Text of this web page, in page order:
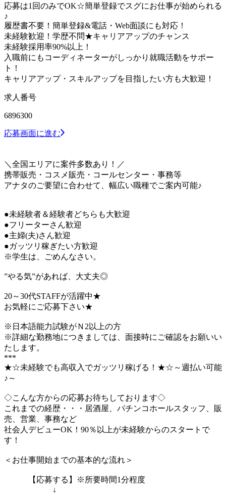
応募は1回のみでOK☆簡単登録でスグにお仕事が始められる
♪
履歴書不要！簡単登録&電話・Web面談にも対応！
未経験歓迎！学歴不問★キャリアアップのチャンス
未経験採用率90%以上！
入職前にもコーディネーターがしっかり就職活動をサポー
ト！
キャリアアップ・スキルアップを目指したい方も大歓迎！
求人番号
6896300
応募画面に進む
＼全国エリアに案件多数あり！／
携帯販売・コスメ販売・コールセンター・事務等
アナタのご要望に合わせて、幅広い職種でご案内可能♪
●未経験者＆経験者どちらも大歓迎
●フリーターさん歓迎
●主婦(夫)さん歓迎
●ガッツリ稼ぎたい方歓迎
※学生は、ごめんなさい。
”やる気”があれば、大丈夫◎
20～30代STAFFが活躍中★
お気軽にご応募下さい★
※日本語能力試験がＮ2以上の方
※詳細な勤務地につきましては、面接時にご確認をお願いい
たします。
***
★☆未経験でも高収入でガッツリ稼げる！★☆～週払い可能
♪～
◇こんな方からの応募お待ちしております◇
これまでの経歴・・・居酒屋、パチンコホールスタッフ、販
売、営業、事務など
社会人デビューOK！90％以上が未経験からのスタートで
す！
＜お仕事開始までの基本的な流れ＞
【応募する】※所要時間1分程度
↓